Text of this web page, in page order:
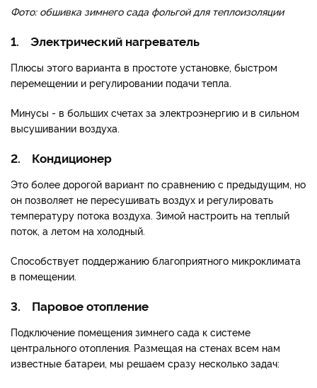
Фото: обшивка зимнего сада фольгой для теплоизоляции
1. Электрический нагреватель
Плюсы этого варианта в простоте установке, быстром
перемещении и регулировании подачи тепла.
Минусы - в больших счетах за электроэнергию и в сильном
высушивании воздуха.
2. Кондиционер
Это более дорогой вариант по сравнению с предыдущим, но
он позволяет не пересушивать воздух и регулировать
температуру потока воздуха. Зимой настроить на теплый
поток, а летом на холодный.
Способствует поддержанию благоприятного микроклимата
в помещении.
3. Паровое отопление
Подключение помещения зимнего сада к системе
центрального отопления. Размещая на стенах всем нам
известные батареи, мы решаем сразу несколько задач: